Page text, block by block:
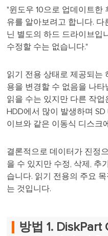
"윈도우 10으로 업데이트한
유를 알아보려고 합니다.
닌 별도의 하드 드라이브입
수정할 수는 없습니다."
읽기 전용 상태로 제공되는
용을 변경할 수 없음을 나타
읽을 수는 있지만 다른 작
HDD에서 많이 발생하며
이브와 같은 이동식 디스크
결론적으로 데이터가 진정
을 수 있지만 수정, 삭제, 추
습니다. 읽기 전용의 주요
는 ​​것입니다.
방법 1.